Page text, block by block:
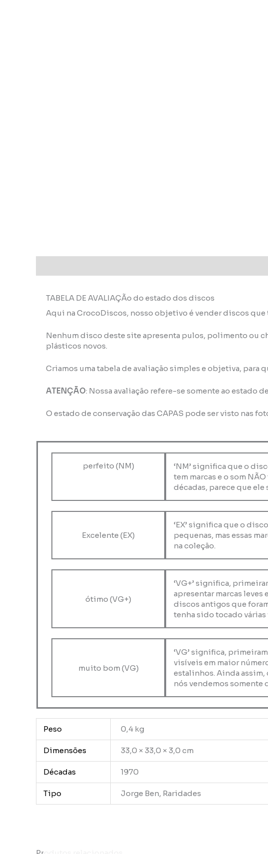
TABELA DE AVALIAÇÃo do estado dos discos
Aqui na CrocoDiscos, nosso objetivo é vender discos
Nenhum disco deste site apresenta pulos, polimento ou
plásticos novos.
Criamos uma tabela de avaliação simples e objetiva, para
ATENÇÃO: Nossa avaliação refere-se somente ao estado
O estado de conservação das CAPAS pode ser visto nas
perfeito (NM)
‘NM’ significa que o
tem marcas e o som
décadas, parece que ele
Excelente (EX)
‘EX’ significa que o
pequenas, mas essas
na coleção.
ótimo (VG+)
‘VG+’ significa,
apresentar marcas leves
discos antigos que
tenha sido tocado várias
muito bom (VG)
‘VG’ significa,
visíveis em maior
estalinhos. Ainda assim,
nós vendemos somente
Peso 0,4 kg
Dimensões 33,0 × 33,0 × 3,0 cm
Décadas 1970
Tipo Jorge Ben, Raridades